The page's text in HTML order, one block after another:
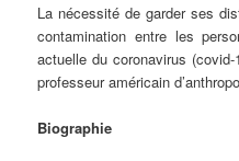
La nécessité de garder ses
contamination entre les
actuelle du coronavirus
professeur américain
Biographie